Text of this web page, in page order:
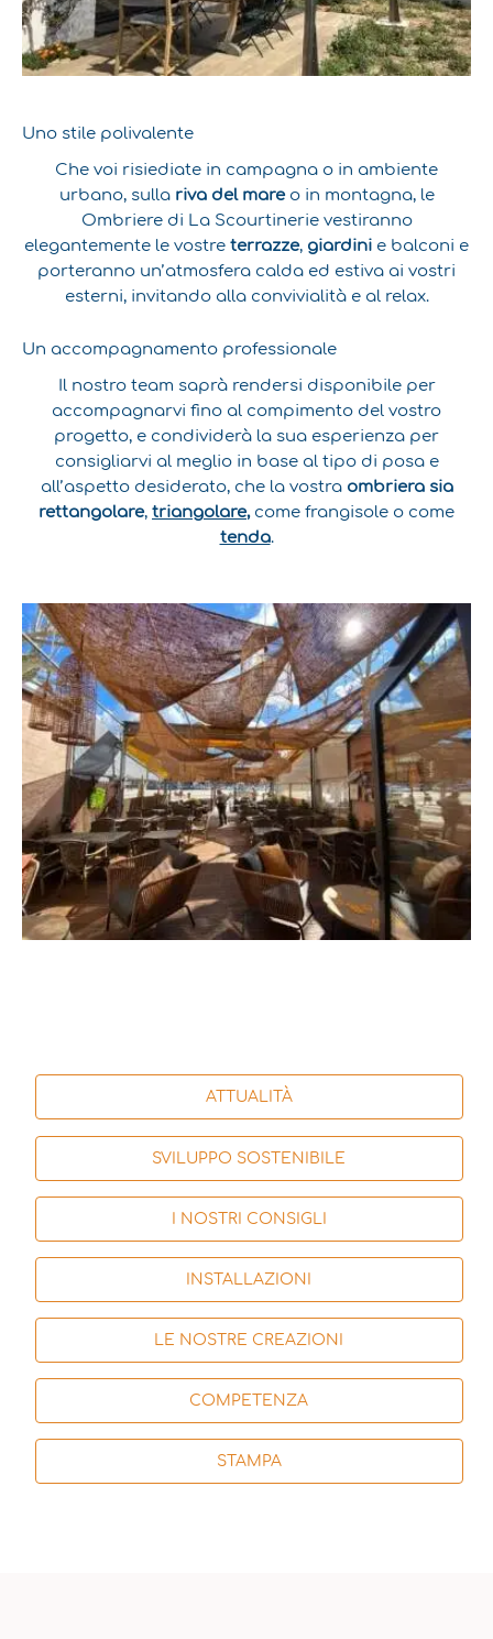
Uno stile polivalente
Che voi risiediate in campagna o in ambiente
urbano, sulla riva del mareo in montagna, le
Ombriere di La Scourtinerie vestiranno
elegantemente le vostre terrazze, giardini e balconi e
porteranno un’atmosfera calda ed estiva ai vostri
esterni, invitando alla convivialità e al relax.
Un accompagnamento professionale
Il nostro team saprà rendersi disponibile per
accompagnarvi fino al compimento del vostro
progetto, e condividerà la sua esperienza per
consigliarvi al meglio in base al tipo di posa e
all’aspetto desiderato, che la vostra ombriera sia
rettangolare, triangolare,come frangisole o come
tenda.
ATTUALITÀ
SVILUPPO SOSTENIBILE
I NOSTRI CONSIGLI
INSTALLAZIONI
LE NOSTRE CREAZIONI
COMPETENZA
STAMPA